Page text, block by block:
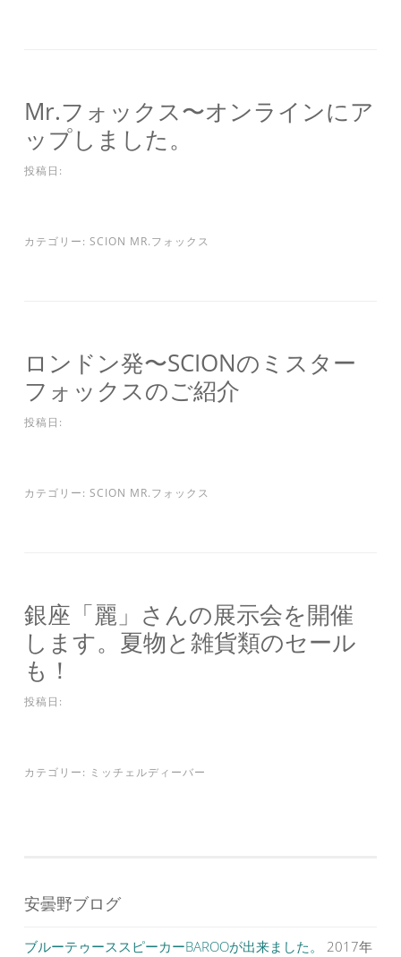
Mr.フォックス〜オンラインにア
ップしました。
投稿日:
カテゴリー: SCION MR.フォックス
ロンドン発〜SCIONのミスター
フォックスのご紹介
投稿日:
カテゴリー: SCION MR.フォックス
銀座「麗」さんの展示会を開催
します。夏物と雑貨類のセール
も！
投稿日:
カテゴリー: ミッチェルディーバー
安曇野ブログ
ブルーテゥーススピーカーBAROOが出来ました。 2017年